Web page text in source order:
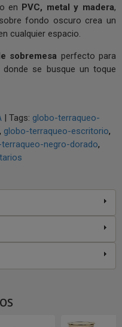
en PVC, metal y madera,
fondo oscuro crea un
cualquier espacio.
sobremesa perfecto para
se busque un toque
| Tags: globo-terraqueo-
globo-terraqueo-escritorio
negro-dorado